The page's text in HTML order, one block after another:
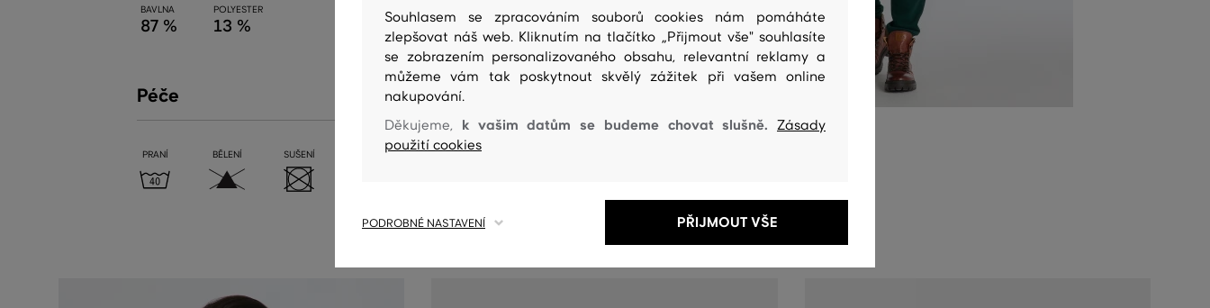
BAVLNA
87 %
POLYESTER
13 %
Péče
PRANÍ BĚLENÍ SUŠENÍ ŽEHLENÍ ČIŠTENÍ
Souhlasem se zpracováním souborů cookies nám pomáháte
zlepšovat náš web. Kliknutím na tlačítko „Přijmout vše" souhlasíte
se zobrazením personalizovaného obsahu, relevantní reklamy a
můžeme vám tak poskytnout skvělý zážitek při vašem online
nakupování.
Děkujeme, k vašim datům se budeme chovat slušně. Zásady
použití cookies
PODROBNÉ NASTAVENÍ PŘIJMOUT VŠE